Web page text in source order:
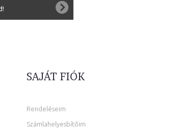
SAJÁT FIÓK
Rendeléseim
Számlahelyesbítőim